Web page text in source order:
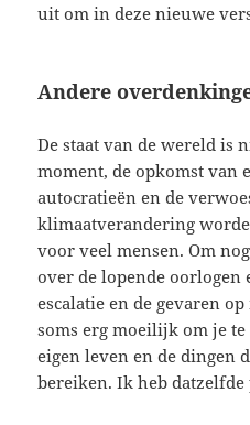
uit om in deze nieuwe
Andere
De staat van de wereld is
moment, de opkomst van
autocratieën en de
klimaatverandering
voor veel mensen. Om
over de lopende oorlogen
escalatie en de gevaren
soms erg moeilijk om je
eigen leven en de dingen
bereiken. Ik heb datzelfde